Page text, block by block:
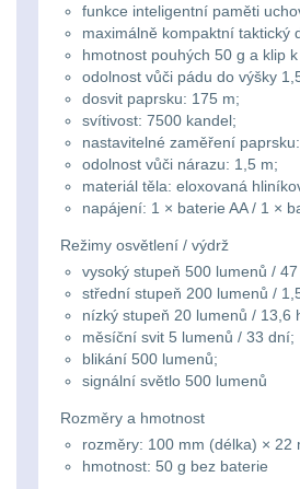
funkce inteligentní paměti
maximálně kompaktní taktický
hmotnost pouhých 50 g a klip
odolnost vůči pádu do výšky
dosvit paprsku: 175 m;
svítivost: 7500 kandel;
nastavitelné zaměření
odolnost vůči nárazu: 1,5 m;
materiál těla: eloxovaná
napájení: 1 × baterie AA / 1 ×
Režimy osvětlení / výdrž
vysoký stupeň 500 lumenů /
střední stupeň 200 lumenů /
nízký stupeň 20 lumenů / 13,6
měsíční svit 5 lumenů / 33 dní;
blikání 500 lumenů;
signální světlo 500 lumenů
Rozměry a hmotnost
rozměry: 100 mm (délka) ×
hmotnost: 50 g bez baterie